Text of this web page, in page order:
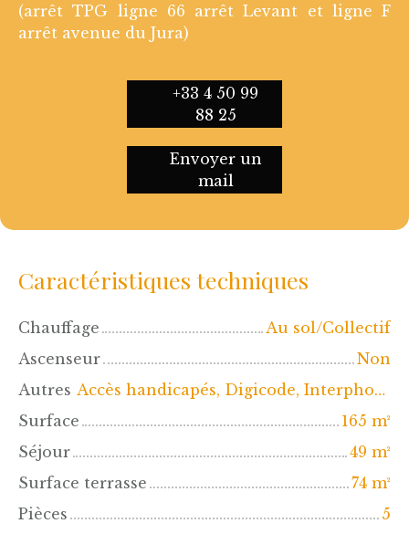
(arrêt TPG ligne 66 arrêt Levant et ligne F
arrêt avenue du Jura)
+33 4 50 99
88 25
Envoyer un
mail
Caractéristiques techniques
Chauffage
Au sol/Collectif
Ascenseur
Non
Autres
Accès handicapés, Digicode, Interphone, Visiophone
Surface
165 m²
Séjour
49 m²
Surface terrasse
74 m²
Pièces
5